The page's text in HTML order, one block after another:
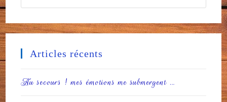
Articles récents
Au secours ! mes émotions me submergent …